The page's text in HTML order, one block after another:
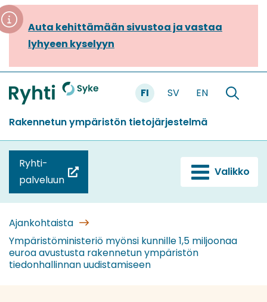
Siirry
sisältöönAuta kehittämään sivustoa ja vastaa
lyhyeen kyselyyn
Etusivu
FI SV EN
Hae
Rakennetun ympäristön tietojärjestelmä
Ryhti-
palveluun
(siirryt
toiseen
Valikko
Ajankohtaista
Ympäristöministeriö myönsi kunnille 1,5 miljoonaa
euroa avustusta rakennetun ympäristön
tiedonhallinnan uudistamiseen